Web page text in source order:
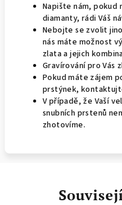
Napište nám, pokud
diamanty, rádi Váš
Nebojte se zvolit
nás máte možnost
zlata a jejich
Gravírování pro Vás
Pokud máte zájem
prstýnek,
V případě, že Vaší
snubních prstenů
zhotovíme.